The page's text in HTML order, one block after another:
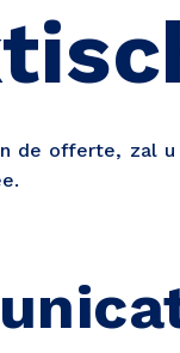
de offerte, zal